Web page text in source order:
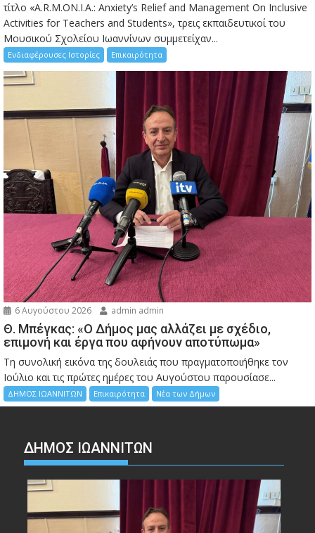
τίτλο «A.R.M.ON.I.A.: Anxiety’s Relief and Management On Inclusive
Activities for Teachers and Students», τρεις εκπαιδευτικοί του
Μουσικού Σχολείου Ιωαννίνων συμμετείχαν...
Ενδιαφέρουσες Ιστορίες Επικαιρότητα
6 Αυγούστου 2026 admin admin
Θ. Μπέγκας: «Ο Δήμος μας αλλάζει με σχέδιο,
επιμονή και έργα που αφήνουν αποτύπωμα»
Τη συνολική εικόνα της δουλειάς που πραγματοποιήθηκε τον
Ιούλιο και τις πρώτες ημέρες του Αυγούστου παρουσίασε...
ΔΗΜΟΣ ΙΩΑΝΝΙΤΩΝ Επικαιρότητα Νέα των Δήμων
ΔΗΜΟΣ ΙΩΑΝΝΙΤΩΝ